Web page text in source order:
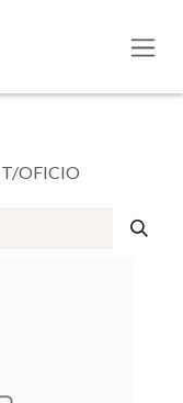
OFICIO